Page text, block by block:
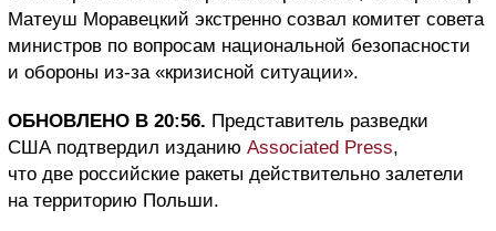
Матеуш Моравецкий экстренно созвал комитет совета
министров по вопросам национальной безопасности
и обороны из-за «кризисной ситуации».
ОБНОВЛЕНО В 20:56. Представитель разведки
США подтвердил изданию Associated Press,
что две российские ракеты действительно залетели
на территорию Польши.